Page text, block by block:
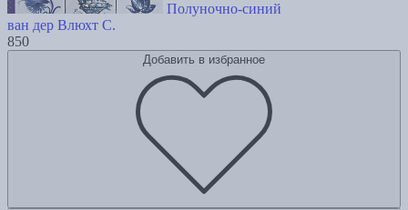
Полуночно-синий
ван дер Влюхт С.
850
Добавить в избранное